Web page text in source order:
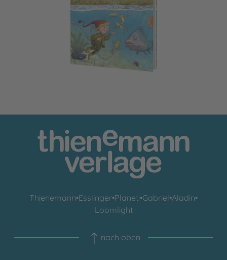
Der kleine Wassermann: Aufregung im Mühlenweiher
Thienemann•Esslinger•Planet!•Gabriel•Aladin•
Loomlight
nach oben